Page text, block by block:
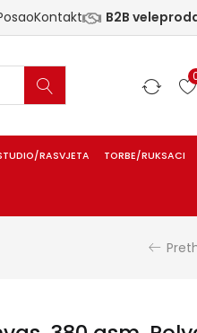
Kontakt B2B
RASVJETA TORBE/RUKSACI